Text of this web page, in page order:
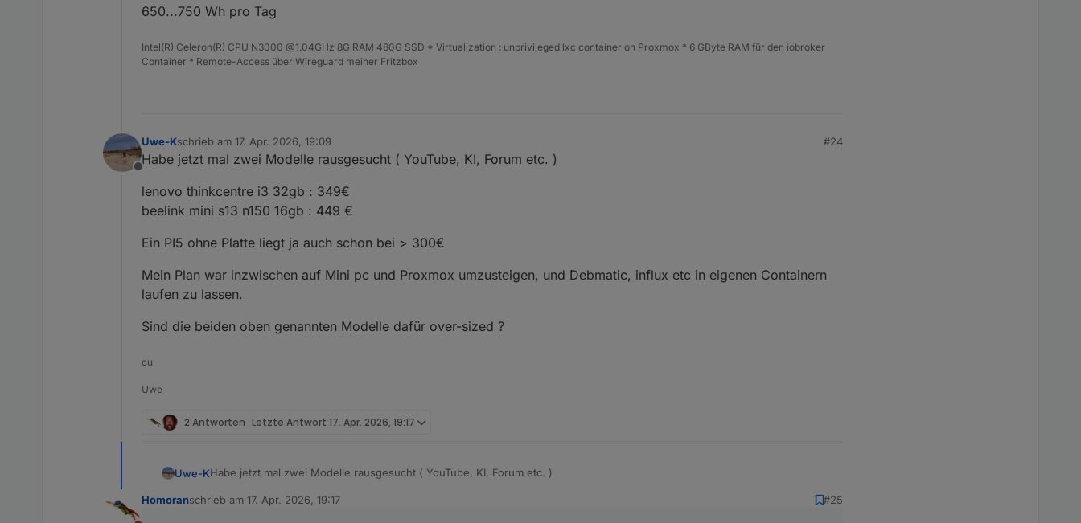
650...750 Wh pro Tag
Intel(R) Celeron(R) CPU N3000 @1.04GHz 8G RAM 480G SSD * Virtualization : unprivileged lxc container on Proxmox * 6 GByte RAM für den iobroker
Container * Remote-Access über Wireguard meiner Fritzbox
Offline
Uwe-Kschrieb am 17. Apr. 2026, 19:09
zuletzt editiert von
#24
Habe jetzt mal zwei Modelle rausgesucht ( YouTube, KI, Forum etc. )
lenovo thinkcentre i3 32gb : 349€
beelink mini s13 n150 16gb : 449 €
Ein PI5 ohne Platte liegt ja auch schon bei > 300€
Mein Plan war inzwischen auf Mini pc und Proxmox umzusteigen, und Debmatic, influx etc in eigenen Containern
laufen zu lassen.
Sind die beiden oben genannten Modelle dafür over-sized ?
cu
Uwe
2 Antworten Letzte Antwort 17. Apr. 2026, 19:17
Uwe-KHabe jetzt mal zwei Modelle rausgesucht ( YouTube, KI, Forum etc. )
lenovo thinkcentre i3 32gb : 349€
Homoranschrieb am 17. Apr. 2026, 19:17
zuletzt editiert von
#25